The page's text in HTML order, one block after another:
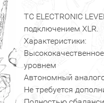
TC ELECTRONIC
подключением XLR.
Характеристики:
уровнем
Автономный
Не требуется